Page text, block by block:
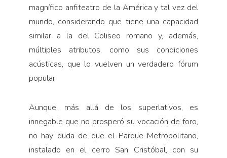
magnífico anfiteatro de la América y tal vez del
mundo, considerando que tiene una capacidad
similar a la del Coliseo romano y, además,
múltiples atributos, como sus condiciones
acústicas, que lo vuelven un verdadero fórum
popular.
Aunque, más allá de los superlativos, es
innegable que no prosperó su vocación de foro,
no hay duda de que el Parque Metropolitano,
instalado en el cerro San Cristóbal, con su